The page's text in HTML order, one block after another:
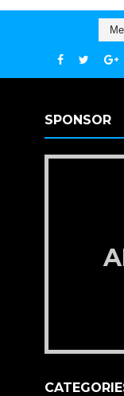
SPONSOR